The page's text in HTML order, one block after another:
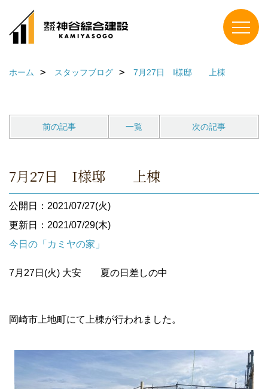
ホーム スタッフブログ 7月27日 I様邸 上棟
前の記事 一覧 次の記事
7月27日 I様邸 上棟
公開日：2021/07/27(火)
更新日：2021/07/29(木)
今日の「カミヤの家」
7月27日(火) 大安 夏の日差しの中
岡崎市上地町にて上棟が行われました。